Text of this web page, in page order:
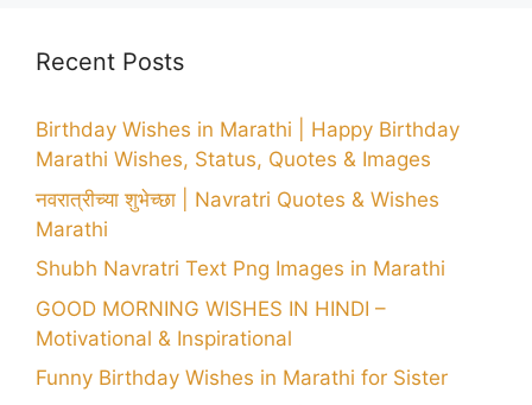
Recent Posts
Birthday Wishes in Marathi | Happy Birthday
Marathi Wishes, Status, Quotes & Images
नवरात्रीच्या शुभेच्छा | Navratri Quotes & Wishes
Marathi
Shubh Navratri Text Png Images in Marathi
GOOD MORNING WISHES IN HINDI –
Motivational & Inspirational
Funny Birthday Wishes in Marathi for Sister